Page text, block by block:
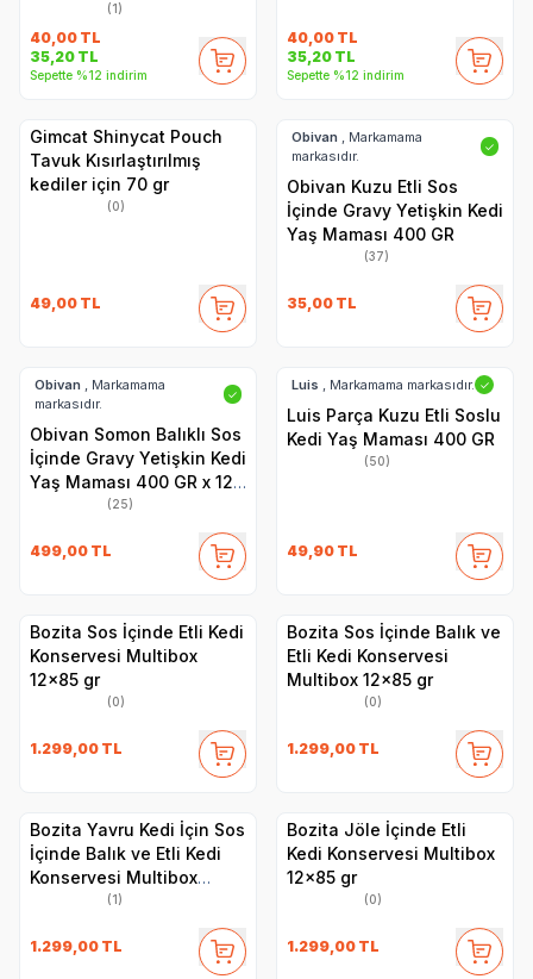
(1)
40,00 TL
35,20 TL
Sepette %12 indirim
40,00 TL
35,20 TL
Sepette %12 indirim
Gimcat Shinycat Pouch
Tavuk Kısırlaştırılmış
kediler için 70 gr
(0)
49,00 TL
Obivan , Markamama
markasıdır.
✓
Obivan Kuzu Etli Sos
İçinde Gravy Yetişkin Kedi
Yaş Maması 400 GR
(37)
35,00 TL
Obivan , Markamama
markasıdır.
✓
Obivan Somon Balıklı Sos
İçinde Gravy Yetişkin Kedi
Yaş Maması 400 GR x 12
(25)
499,00 TL
Luis , Markamama markasıdır. ✓
Luis Parça Kuzu Etli Soslu
Kedi Yaş Maması 400 GR
(50)
49,90 TL
Bozita Sos İçinde Etli Kedi
Konservesi Multibox
12x85 gr
(0)
1.299,00 TL
Bozita Sos İçinde Balık ve
Etli Kedi Konservesi
Multibox 12x85 gr
(0)
1.299,00 TL
Bozita Yavru Kedi İçin Sos
İçinde Balık ve Etli Kedi
Konservesi Multibox
(1)
1.299,00 TL
Bozita Jöle İçinde Etli
Kedi Konservesi Multibox
12x85 gr
(0)
1.299,00 TL